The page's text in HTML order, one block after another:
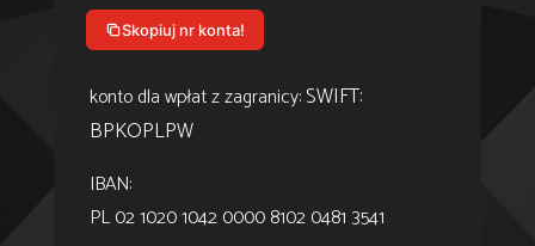
Skopiuj nr konta!
konto dla wpłat z zagranicy:SWIFT:
BPKOPLPW
IBAN:
PL 02 1020 1042 0000 8102 0481 3541